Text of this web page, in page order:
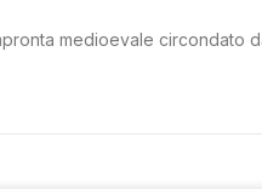
medioevale circondato